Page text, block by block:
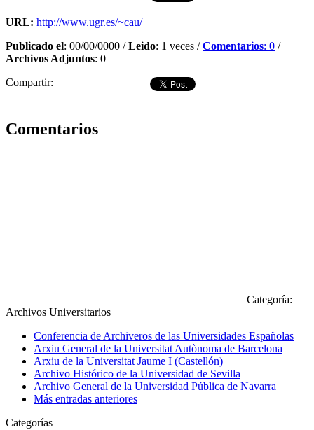
URL: http://www.ugr.es/~cau/
Publicado el: 00/00/0000 /Leido: 1 veces /Comentarios: 0 /
Archivos Adjuntos: 0
Compartir:
Comentarios
Categoría:
Archivos Universitarios
Conferencia de Archiveros de las Universidades Españolas
Arxiu General de la Universitat Autònoma de Barcelona
Arxiu de la Universitat Jaume I (Castellón)
Archivo Histórico de la Universidad de Sevilla
Archivo General de la Universidad Pública de Navarra
Más entradas anteriores
Categorías